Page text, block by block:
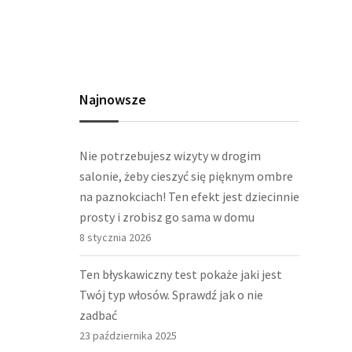
Najnowsze
Nie potrzebujesz wizyty w drogim
salonie, żeby cieszyć się pięknym ombre
na paznokciach! Ten efekt jest dziecinnie
prosty i zrobisz go sama w domu
8 stycznia 2026
Ten błyskawiczny test pokaże jaki jest
Twój typ włosów. Sprawdź jak o nie
zadbać
23 października 2025